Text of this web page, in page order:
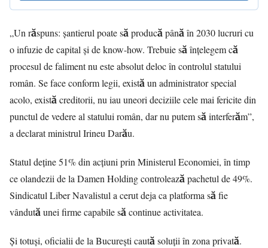
„Un răspuns: șantierul poate să producă până în 2030 lucruri cu
o infuzie de capital și de know-how. Trebuie să înțelegem că
procesul de faliment nu este absolut deloc în controlul statului
român. Se face conform legii, există un administrator special
acolo, există creditorii, nu iau uneori deciziile cele mai fericite din
punctul de vedere al statului român, dar nu putem să interferăm”,
a declarat ministrul Irineu Darău.
Statul deține 51% din acțiuni prin Ministerul Economiei, în timp
ce olandezii de la Damen Holding controlează pachetul de 49%.
Sindicatul Liber Navalistul a cerut deja ca platforma să fie
vândută unei firme capabile să continue activitatea.
Și totuși, oficialii de la București caută soluții în zona privată.